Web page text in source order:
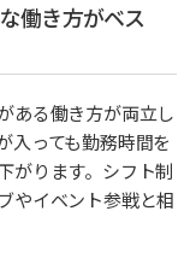
働き方がベス
ある働き方が両立し
入っても勤務時間を
がります。シフト制
やイベント参戦と相